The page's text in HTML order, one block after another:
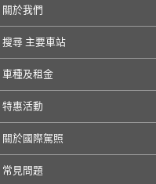
關於我們
搜尋 主要車站
車種及租金
特惠活動
關於國際駕照
常見問題